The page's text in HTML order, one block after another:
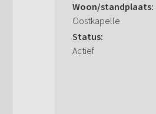
Woon/standplaats:
Oostkapelle
Status:
Actief